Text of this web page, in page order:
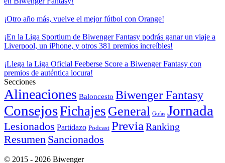
¡Otro año más, vuelve el mejor fútbol con Orange!
¡En la Liga Sportium de Biwenger Fantasy podrás ganar un viaje a
Liverpool, un iPhone, y otros 381 premios increíbles!
¡Llega la Liga Oficial Feeberse Score a Biwenger Fantasy con
premios de auténtica locura!
Secciones
Alineaciones Baloncesto Biwenger Fantasy
ConsejosFichajes General Guías Jornada
Lesionados Partidazo Podcast Previa Ranking
Resumen Sancionados
© 2015 - 2026 Biwenger